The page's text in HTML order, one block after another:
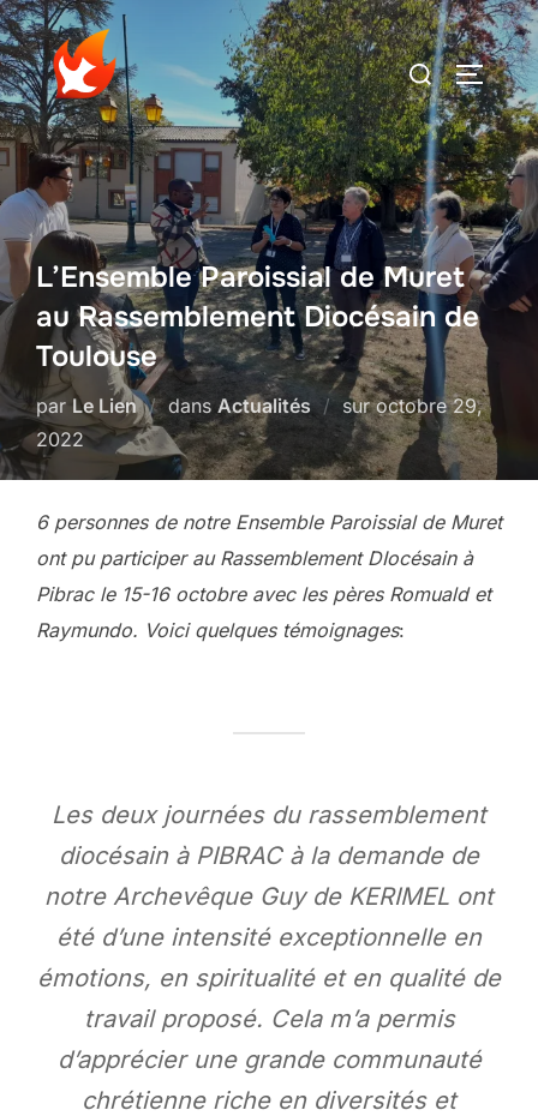
Aller
au
contenu
Rechercher :
L’Ensemble Paroissial de Muret
au Rassemblement Diocésain de
Toulouse
par Le Lien dans Actualités surPublié
le
octobre 29,
2022
6 personnes de notre Ensemble Paroissial de Muret
ont pu participer au Rassemblement DIocésain à
Pibrac le 15-16 octobre avec les pères Romuald et
Raymundo. Voici quelques témoignages:
Les deux journées du rassemblement
diocésain à PIBRAC à la demande de
notre Archevêque Guy de KERIMEL ont
été d’une intensité exceptionnelle en
émotions, en spiritualité et en qualité de
travail proposé. Cela m’a permis
d’apprécier une grande communauté
chrétienne riche en diversités et